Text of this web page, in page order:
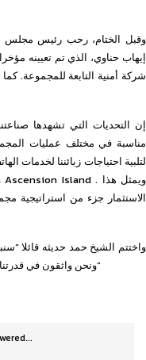
وقبل الختام، رحب رئيس مجلس
إيهاب حناوي، الذي تم تعيينه
شركة أمنية التابعة للمجموعة.
مناسبة في مختلف عمليات
الاستثمار جزء من استراتيجية
واختتم الشيخ حمد حديثه قائلا
ونحن واثقون في قدرتنا على تعزيز أدائنا المالي والعملياتي خلال عام 2015”